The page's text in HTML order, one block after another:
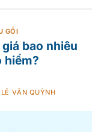
GỐI
bao nhiêu
hiểm?
VĂN QUỲNH